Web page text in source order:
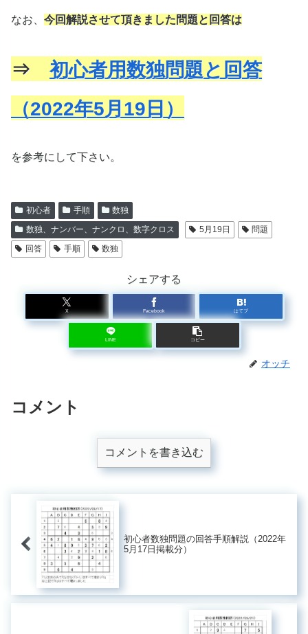
なお、 今回解説させて頂きました問題と回答は
⇒初心者用数独問題と回答
（2022年5月19日）
を参考にして下さい。
初心者 手順
数独
数独、ナンバー、ナンクロ、数字クロス
5月19日
問題
回答
手順 数独
シェアする
X Facebook はてブ
LINE コピー
オッチ
コメント
コメントを書き込む
初心者数独問題の回答手順解説（2022年
5月17日掲載分）